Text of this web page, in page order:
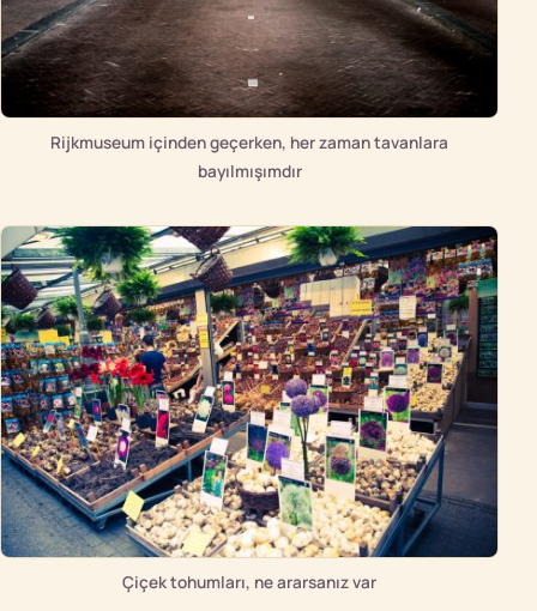
Rijkmuseum içinden geçerken, her zaman tavanlara
bayılmışımdır
Çiçek tohumları, ne ararsanız var